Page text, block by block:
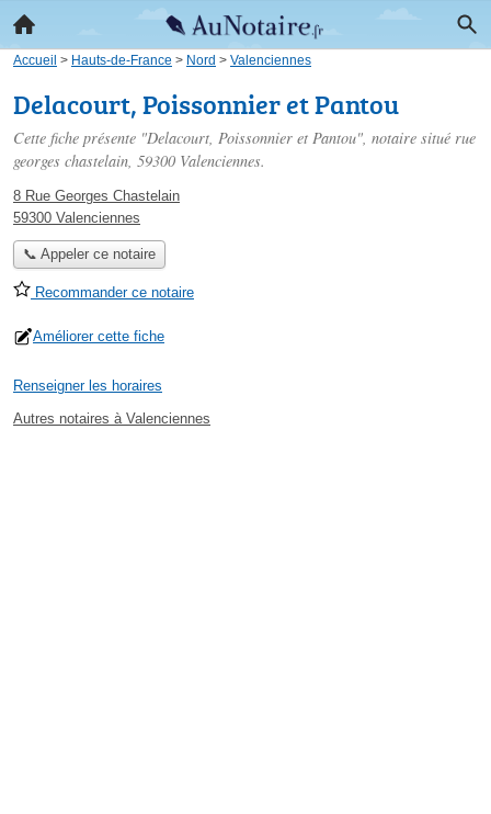
Accueil > Hauts-de-France > Nord > Valenciennes
Delacourt, Poissonnier et Pantou
Cette fiche présente "Delacourt, Poissonnier et Pantou", notaire situé rue
georges chastelain, 59300 Valenciennes.
8 Rue Georges Chastelain
59300 Valenciennes
📞 Appeler ce notaire
Recommander ce notaire
Améliorer cette fiche
Renseigner les horaires
Autres notaires à Valenciennes